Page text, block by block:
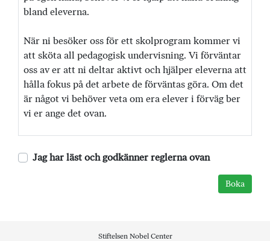
bland eleverna.
När ni besöker oss för ett skolprogram kommer vi
att sköta all pedagogisk undervisning. Vi förväntar
oss av er att ni deltar aktivt och hjälper eleverna att
hålla fokus på det arbete de förväntas göra. Om det
är något vi behöver veta om era elever i förväg ber
vi er ange det ovan.
Jag har läst och godkänner reglerna ovan
Stiftelsen Nobel Center